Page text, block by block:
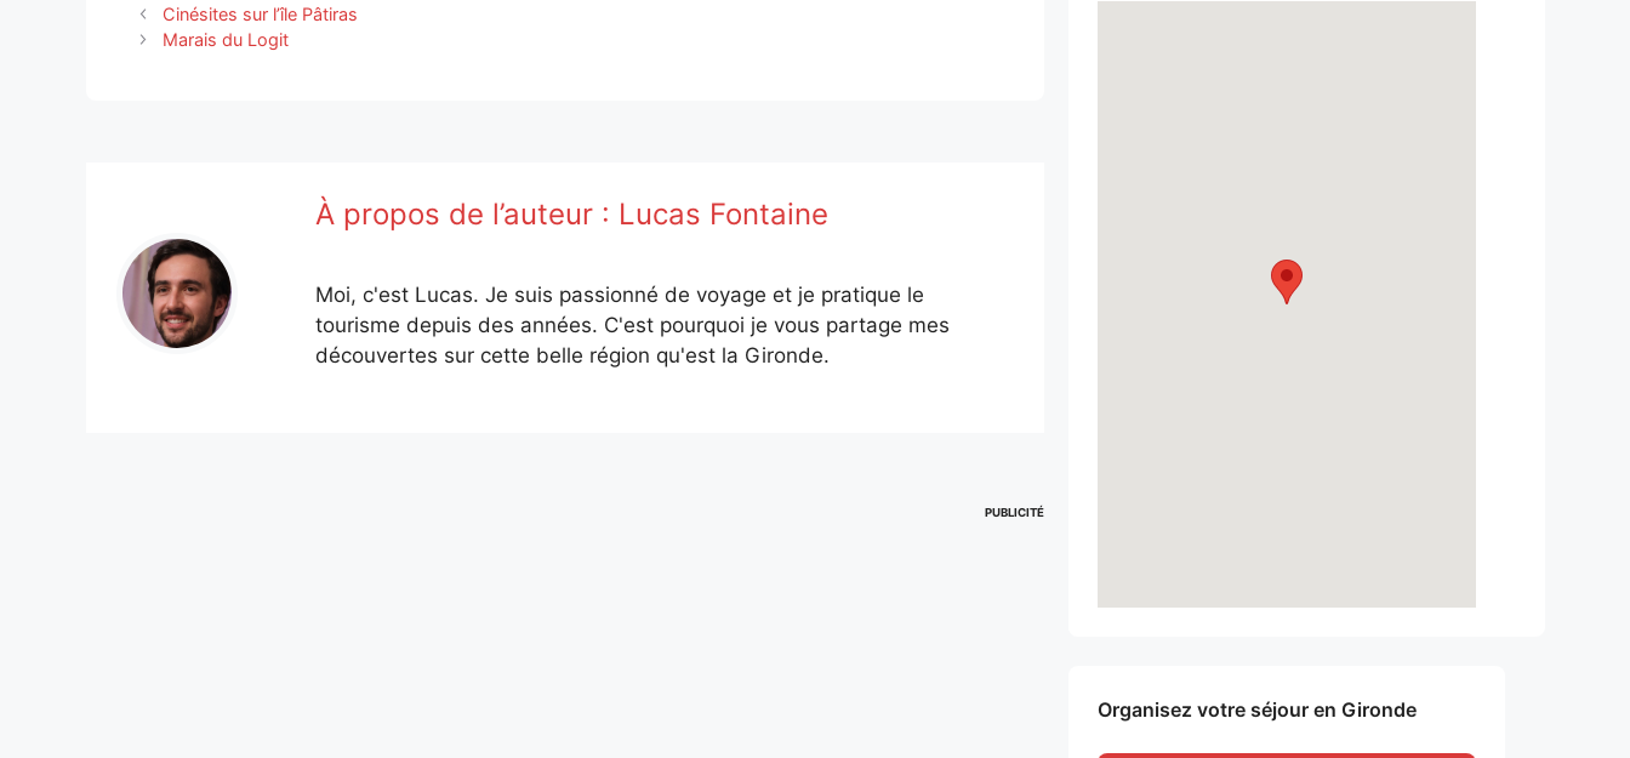
Cinésites sur l’île Pâtiras
Marais du Logit
À propos de l’auteur : Lucas Fontaine
Moi, c'est Lucas. Je suis passionné de voyage et je pratique le
tourisme depuis des années. C'est pourquoi je vous partage mes
découvertes sur cette belle région qu'est la Gironde.
PUBLICITÉ
Organisez votre séjour en Gironde